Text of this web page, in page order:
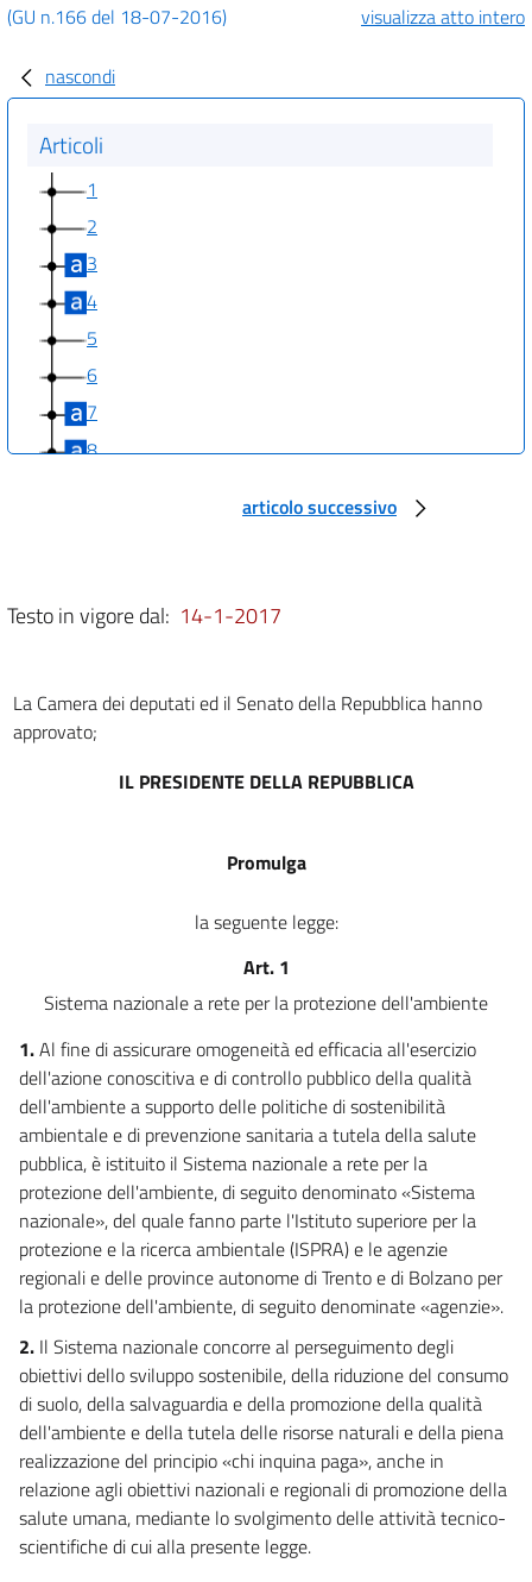
(GU n.166 del 18-07-2016)
visualizza atto intero
nascondi
Articoli
1
2
3
4
5
6
7
8
13
15
16
articolo successivo
Testo in vigore dal: 14-1-2017
La Camera dei deputati ed il Senato della Repubblica hanno
approvato;
IL PRESIDENTE DELLA REPUBBLICA
Promulga
la seguente legge:
Art. 1
Sistema nazionale a rete per la protezione dell'ambiente
1.Al fine di assicurare omogeneità ed efficacia all'esercizio
dell'azione conoscitiva e di controllo pubblico della qualità
dell'ambiente a supporto delle politiche di sostenibilità
ambientale e di prevenzione sanitaria a tutela della salute
pubblica, è istituito il Sistema nazionale a rete per la
protezione dell'ambiente, di seguito denominato «Sistema
nazionale», del quale fanno parte l'Istituto superiore per la
protezione e la ricerca ambientale (ISPRA) e le agenzie
regionali e delle province autonome di Trento e di Bolzano per
la protezione dell'ambiente, di seguito denominate «agenzie».
2. Il Sistema nazionale concorre al perseguimento degli
obiettivi dello sviluppo sostenibile, della riduzione del consumo
di suolo, della salvaguardia e della promozione della qualità
dell'ambiente e della tutela delle risorse naturali e della piena
realizzazione del principio «chi inquina paga», anche in
relazione agli obiettivi nazionali e regionali di promozione della
salute umana, mediante lo svolgimento delle attività tecnico-
scientifiche di cui alla presente legge.